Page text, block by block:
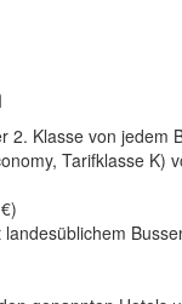
2. Klasse von jedem
Tarifklasse